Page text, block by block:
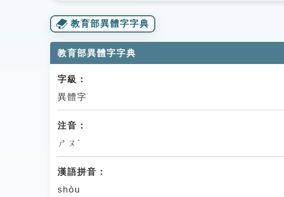
教育部異體字字典
教育部異體字字典
字級：
異體字
注音：
ㄕㄡˋ
漢語拼音：
shòu